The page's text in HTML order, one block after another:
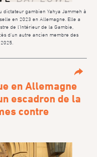
gambien Yahya Jammeh à
en 2023 en Allemagne. Elle a
de l’Intérieur de la Gambie,
d’un autre ancien membre des
en Allemagne
escadron de la
contre